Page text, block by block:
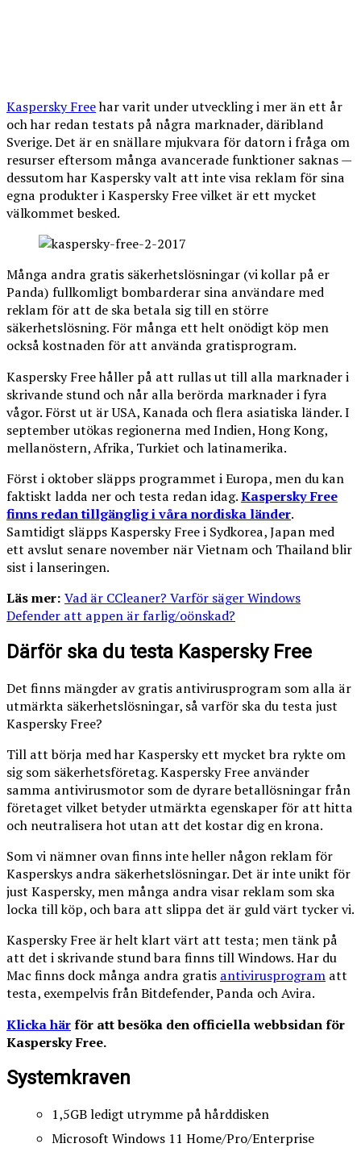
Kaspersky Freehar varit under utveckling i mer än ett år
och har redan testats på några marknader, däribland
Sverige. Det är en snällare mjukvara för datorn i fråga om
resurser eftersom många avancerade funktioner saknas —
dessutom har Kaspersky valt att inte visa reklam för sina
egna produkter i Kaspersky Free vilket är ett mycket
välkommet besked.
Många andra gratis säkerhetslösningar (vi kollar på er
Panda) fullkomligt bombarderar sina användare med
reklam för att de ska betala sig till en större
säkerhetslösning. För många ett helt onödigt köp men
också kostnaden för att använda gratisprogram.
Kaspersky Free håller på att rullas ut till alla marknader i
skrivande stund och når alla berörda marknader i fyra
vågor. Först ut är USA, Kanada och flera asiatiska länder. I
september utökas regionerna med Indien, Hong Kong,
mellanöstern, Afrika, Turkiet och latinamerika.
Först i oktober släpps programmet i Europa, men du kan
faktiskt ladda ner och testa redan idag.Kaspersky Free
finns redan tillgänglig i våra nordiska länder.
Samtidigt släpps Kaspersky Free i Sydkorea, Japan med
ett avslut senare november när Vietnam och Thailand blir
sist i lanseringen.
Läs mer: Vad är CCleaner? Varför säger Windows
Defender att appen är farlig/oönskad?
Därför ska du testa Kaspersky Free
Det finns mängder av gratis antivirusprogram som alla är
utmärkta säkerhetslösningar, så varför ska du testa just
Kaspersky Free?
Till att börja med har Kaspersky ett mycket bra rykte om
sig som säkerhetsföretag. Kaspersky Free använder
samma antivirusmotor som de dyrare betallösningar från
företaget vilket betyder utmärkta egenskaper för att hitta
och neutralisera hot utan att det kostar dig en krona.
Som vi nämner ovan finns inte heller någon reklam för
Kasperskys andra säkerhetslösningar. Det är inte unikt för
just Kaspersky, men många andra visar reklam som ska
locka till köp, och bara att slippa det är guld värt tycker vi.
Kaspersky Free är helt klart värt att testa; men tänk på
att det i skrivande stund bara finns till Windows. Har du
Mac finns dock många andra gratis antivirusprogram att
testa, exempelvis från Bitdefender, Panda och Avira.
Klicka härför att besöka den officiella webbsidan för
Kaspersky Free.
Systemkraven
1,5GB ledigt utrymme på hårddisken
Microsoft Windows 11 Home/Pro/Enterprise